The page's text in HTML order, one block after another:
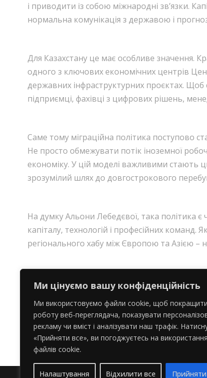
Ми цінуємо вашу конфіденційність
Ми використовуємо файли cookie, щоб покращити
роботу веб-переглядача, показувати
рекламу чи вміст і аналізувати наш трафік.
«Прийняти все», ви погоджуєтесь на використання
файлів cookie.
Налаштування Відхилити все Прийняти
і приводити із собою міжнародні зв’язки.
нормальна комунікація з державою і
Для Казахстану це має особливе значення.
одного з ключових економічних центрів
державних інфраструктурних проєктах. Щоб
підприємці, фахівці з цифрових рішень,
Саме тому міграційна політика поступово
Не просто обмежувати потік іноземної
економіку. У цій моделі важливими стають
зрозумілий шлях до довгострокового
На думку Альони Лебедєвої, така політика є
капіталу, технологій і професійних
регіонального хабу між Європою та Азією –
PREV